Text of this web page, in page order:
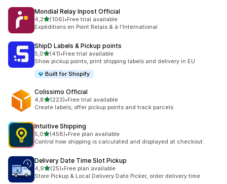
Mondial Relay Inpost Official
4,2/ 5 tähteä
(106)
106 arvostelua yhteensä
•Free trial available
Expéditions en Point Relais & à l'International
ShipD Labels & Pickup points
5,0/ 5 tähteä
(41)
41 arvostelua yhteensä
•Free trial available
Show pickup points, print shipping labels and delivery in EU
Built for Shopify
Colissimo Official
4,8/ 5 tähteä
(223)
223 arvostelua yhteensä
•Free trial available
Create labels, offer pickup points and track parcels
Intuitive Shipping
5,0/ 5 tähteä
(458)
458 arvostelua yhteensä
•Free plan available
Control how shipping is calculated and displayed at checkout.
Delivery Date Time Slot Pickup
4,9/ 5 tähteä
(25)
25 arvostelua yhteensä
•Free plan available
Store Pickup & Local Delivery Date Picker, order delivery time